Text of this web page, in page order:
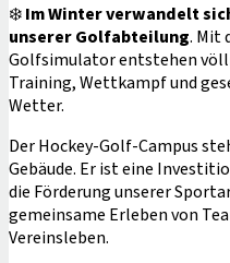
❄️Im Winter verwandelt
unserer Golfabteilung. Mit
Golfsimulator entstehen
Training, Wettkampf und
Wetter.
Der Hockey-​Golf-Campus
Gebäude. Er ist eine
die Förderung unserer
gemeinsame Erleben von
Vereinsleben.